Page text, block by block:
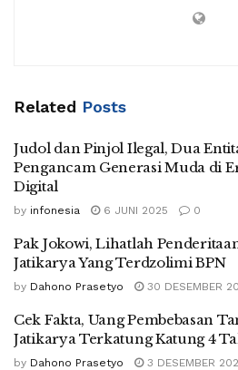
Related Posts
Judol dan Pinjol Ilegal, Dua
Pengancam Generasi Muda di
Digital
by infonesia 6 JUNI 2025 0
Pak Jokowi, Lihatlah
Jatikarya Yang Terdzolimi BPN
by Dahono Prasetyo 30 DESEMBER
Cek Fakta, Uang Pembebasan
Jatikarya Terkatung Katung 4
by Dahono Prasetyo 3 DESEMBER